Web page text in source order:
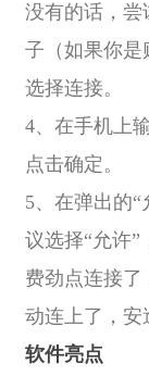
没有的话，尝
子（如果你是
选择连接。
4、在手机上
点击确定。
5、在弹出的
议选择“允许
费劲点连接了
动连上了，安
软件亮点